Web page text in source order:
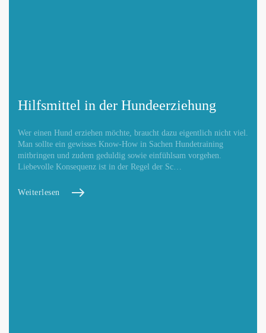
Hilfsmittel in der Hundeerziehung
Wer einen Hund erziehen möchte, braucht dazu eigentlich nicht viel.
Man sollte ein gewisses Know-How in Sachen Hundetraining
mitbringen und zudem geduldig sowie einfühlsam vorgehen.
Liebevolle Konsequenz ist in der Regel der Sc…
Weiterlesen